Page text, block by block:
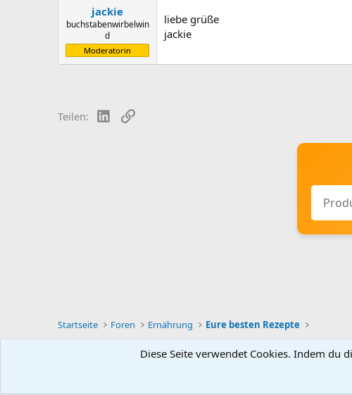
jackie
buchstabenwirbelwin
d
Moderatorin
liebe grüße
jackie
Teilen: LinkedIn
Link
Startseite Foren Ernährung Eure besten Rezepte
Deutsch [Du]Diese Seite verwendet Cookies. Indem du